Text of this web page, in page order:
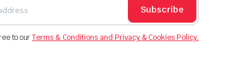
Subscribe
to ourTerms & Conditions and Privacy & Cookies Policy.